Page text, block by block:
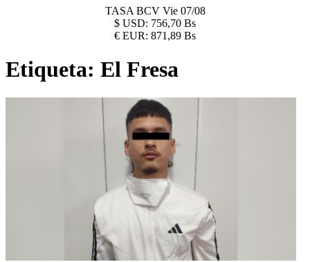
TASA BCV Vie 07/08
$ USD: 756,70 Bs
€ EUR: 871,89 Bs
Etiqueta: El Fresa